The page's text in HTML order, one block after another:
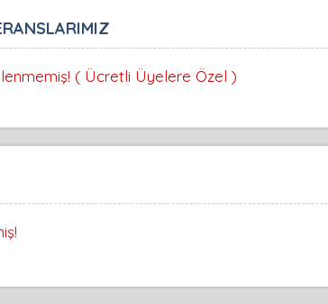
( Ücretli Üyelere Özel )